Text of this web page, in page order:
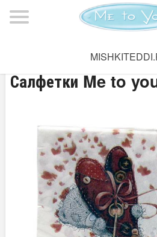
Салфетки Me to